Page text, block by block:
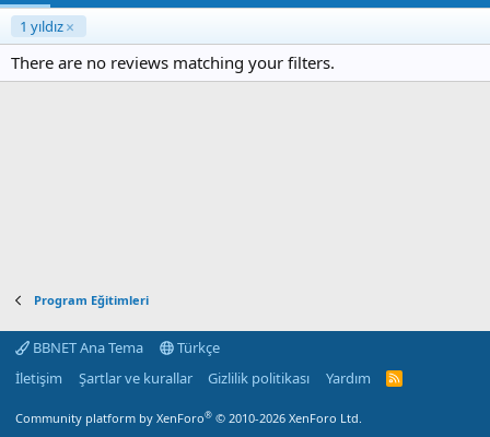
1 yıldız
There are no reviews matching your filters.
Program Eğitimleri
BBNET Ana Tema
Türkçe
İletişim
Şartlar ve kurallar Gizlilik politikası Yardım
R
Community platform by XenForo® © 2010-2026 XenForo Ltd.